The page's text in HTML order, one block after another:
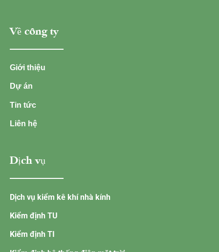
Về công ty
Giới thiệu
Dự án
Tin tức
Liên hệ
Dịch vụ
Dịch vụ kiểm kê khí nhà kính
Kiểm định TU
Kiểm định TI